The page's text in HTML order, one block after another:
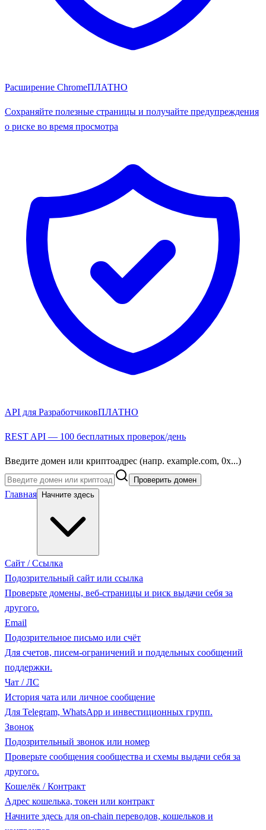
Расширение ChromeПЛАТНО
Сохраняйте полезные страницы и получайте предупреждения
о риске во время просмотра
API для РазработчиковПЛАТНО
REST API — 100 бесплатных проверок/день
Введите домен или криптоадрес (напр. example.com, 0x...)
Проверить домен
Главная Начните здесь
Сайт / Ссылка
Подозрительный сайт или ссылка
Проверьте домены, веб-страницы и риск выдачи себя за
другого.
Email
Подозрительное письмо или счёт
Для счетов, писем-ограничений и поддельных сообщений
поддержки.
Чат / ЛС
История чата или личное сообщение
Для Telegram, WhatsApp и инвестиционных групп.
Звонок
Подозрительный звонок или номер
Проверьте сообщения сообщества и схемы выдачи себя за
другого.
Кошелёк / Контракт
Адрес кошелька, токен или контракт
Начните здесь для on-chain переводов, кошельков и